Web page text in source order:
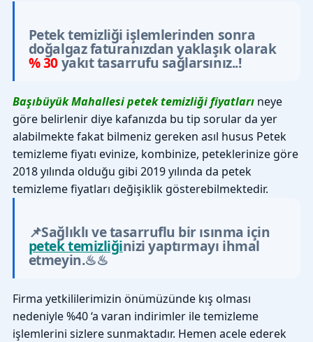
Petek temizliği işlemlerinden sonra
doğalgaz faturanızdan yaklaşık olarak
% 30yakıt tasarrufu sağlarsınız..!
Başıbüyük Mahallesi petek temizliği fiyatlarıneye
göre belirlenir diye kafanızda bu tip sorular da yer
alabilmekte fakat bilmeniz gereken asıl husus Petek
temizleme fiyatı evinize, kombinize, peteklerinize göre
2018 yılında olduğu gibi 2019 yılında da petek
temizleme fiyatları değişiklik gösterebilmektedir.
📌Sağlıklı ve tasarruflu bir ısınma için
petek temizliğinizi yaptırmayı ihmal
etmeyin.♨♨
Firma yetkililerimizin önümüzünde kış olması
nedeniyle %40 ‘a varan indirimler ile temizleme
işlemlerini sizlere sunmaktadır. Hemen acele ederek